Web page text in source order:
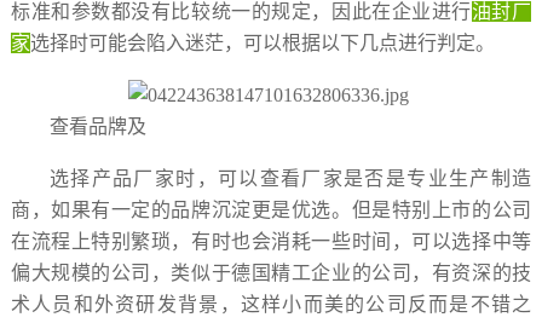
标准和参数都没有比较统一的规定，因此在企业进行油封厂
家选择时可能会陷入迷茫，可以根据以下几点进行判定。
查看品牌及
选择产品厂家时，可以查看厂家是否 是专业生产制造
商，如果有一定的品牌沉淀更是优选。但是特别 上市的公司
在流程上特别繁琐， 有时也会消耗一些时间， 可以选择中等
偏大规模的公司，类似于德国精工企业的公司， 有资深的技
术人员和外资研发背景，这样小而美的公司反而是不错之